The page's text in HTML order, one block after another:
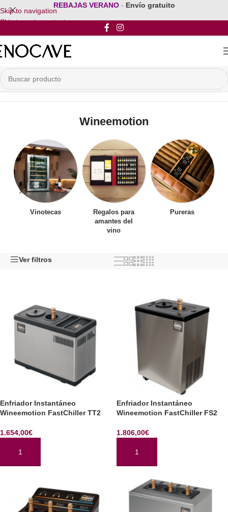
Skip to navigation
Skip to main content
REBAJAS VERANO - Envío gratuito
Inicio/Por Marca/Wineemotion
Wineemotion
Vinotecas
Regalos para
amantes del
vino
Pureras
Ver filtros
Enfriador Instantáneo
Wineemotion FastChiller TT2
1.654,00€
AÑADIR AL CARRITO
Enfriador Instantáneo
Wineemotion FastChiller FS2
1.806,00€
AÑADIR AL CARRITO